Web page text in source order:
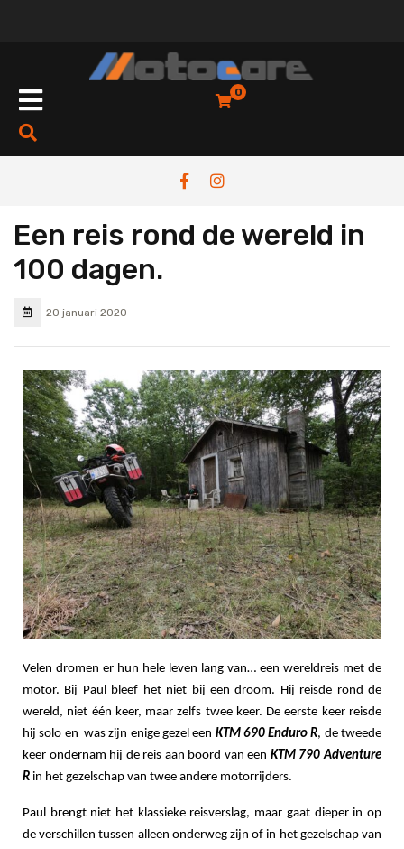
0
Een reis rond de wereld in
100 dagen.
20 januari 2020
Velen dromen er hun hele leven lang van… een wereldreis met de
motor. Bij Paul bleef het niet bij een droom. Hij reisde rond de
wereld, niet één keer, maar zelfs twee keer. De eerste keer reisde
hij solo en was zijn enige gezel een KTM 690 Enduro R, de tweede
keer ondernam hij de reis aan boord van een KTM 790 Adventure
R in het gezelschap van twee andere motorrijders.
Paul brengt niet het klassieke reisverslag, maar gaat dieper in op
de verschillen tussen alleen onderweg zijn of in het gezelschap van